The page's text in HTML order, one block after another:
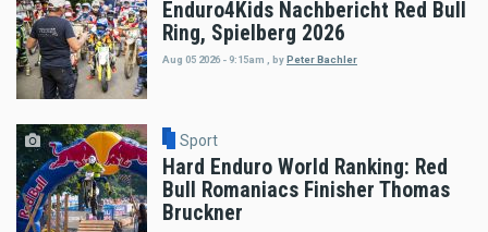
Enduro4Kids Nachbericht Red Bull
Ring, Spielberg 2026
Aug 05 2026 - 9:15am , by Peter Bachler
Sport
Hard Enduro World Ranking: Red
Bull Romaniacs Finisher Thomas
Bruckner